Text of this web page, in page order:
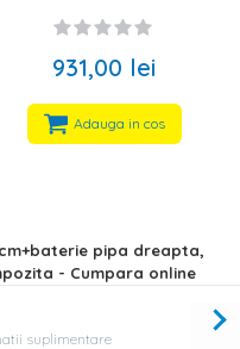
931,00 lei
Adauga in cos
pipa dreapta,
- Cumpara online
suplimentare